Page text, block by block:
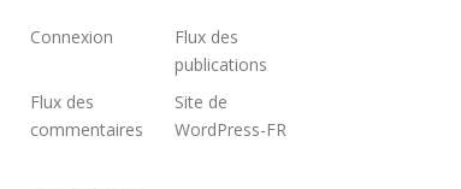
Connexion
Flux des
publications
Flux des
commentaires
Site de
WordPress-FR